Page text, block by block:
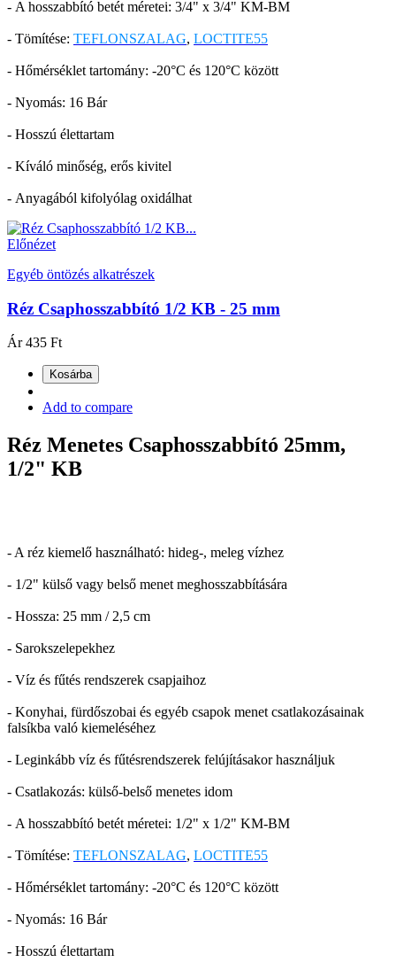
- A hosszabbító betét méretei: 3/4" x 3/4" KM-BM
- Tömítése: TEFLONSZALAG, LOCTITE55
- Hőmérséklet tartomány: -20°C és 120°C között
- Nyomás: 16 Bár
- Hosszú élettartam
- Kíváló minőség, erős kivitel
- Anyagából kifolyólag oxidálhat
Előnézet
Egyéb öntözés alkatrészek
Réz Csaphosszabbító 1/2 KB - 25 mm
Ár 435 Ft
Kosárba
Add to compare
Réz Menetes Csaphosszabbító 25mm,
1/2" KB
- A réz kiemelő használható: hideg-, meleg vízhez
- 1/2" külső vagy belső menet meghosszabbítására
- Hossza: 25 mm / 2,5 cm
- Sarokszelepekhez
- Víz és fűtés rendszerek csapjaihoz
- Konyhai, fürdőszobai és egyéb csapok menet csatlakozásainak
falsíkba való kiemeléséhez
- Leginkább víz és fűtésrendszerek felújításakor használjuk
- Csatlakozás: külső-belső menetes idom
- A hosszabbító betét méretei: 1/2" x 1/2" KM-BM
- Tömítése: TEFLONSZALAG, LOCTITE55
- Hőmérséklet tartomány: -20°C és 120°C között
- Nyomás: 16 Bár
- Hosszú élettartam